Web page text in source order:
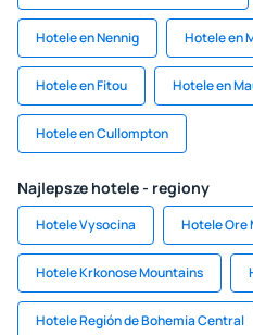
Hotele en Nennig Hotele en
Hotele en Fitou Hotele en
Hotele en Cullompton
Najlepsze hotele - regiony
Hotele Vysocina Hotele Ore
Hotele Krkonose Mountains
Hotele Región de Bohemia Central